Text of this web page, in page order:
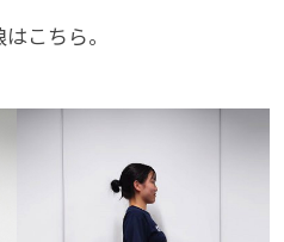
こちら。